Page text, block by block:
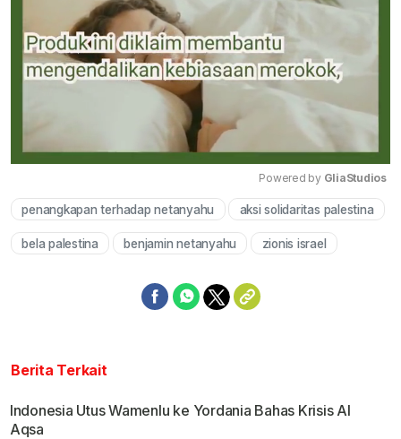
Mute
Powered by GliaStudios
penangkapan terhadap netanyahu aksi solidaritas palestina
bela palestina benjamin netanyahu zionis israel
Berita Terkait
Indonesia Utus Wamenlu ke Yordania Bahas Krisis Al
Aqsa